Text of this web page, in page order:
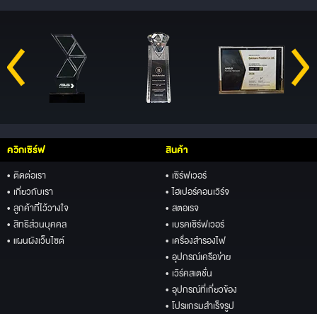
ควิกเซิร์ฟ
• ติดต่อเรา
• เกี่ยวกับเรา
• ลูกค้าที่ไว้วางใจ
• สิทธิส่วนบุคคล
• แผนผังเว็บไซต์
สินค้า
• เซิร์ฟเวอร์
• ไฮเปอร์คอนเวิร์จ
• สตอเรจ
• เบรคเซิร์ฟเวอร์
• เครื่องสำรองไฟ
• อุปกรณ์เครือข่าย
• เวิร์คสเตชั่น
• อุปกรณ์ที่เกี่ยวข้อง
• โปรแกรมสำเร็จรูป